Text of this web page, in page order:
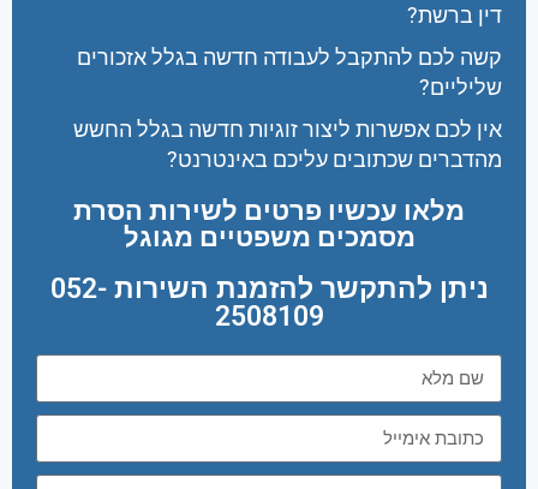
דין ברשת?
קשה לכם להתקבל לעבודה חדשה בגלל אזכורים
שליליים?
אין לכם אפשרות ליצור זוגיות חדשה בגלל החשש
מהדברים שכתובים עליכם באינטרנט?
מלאו עכשיו פרטים לשירות הסרת
מסמכים משפטיים מגוגל
ניתן להתקשר להזמנת השירות 052-
2508109